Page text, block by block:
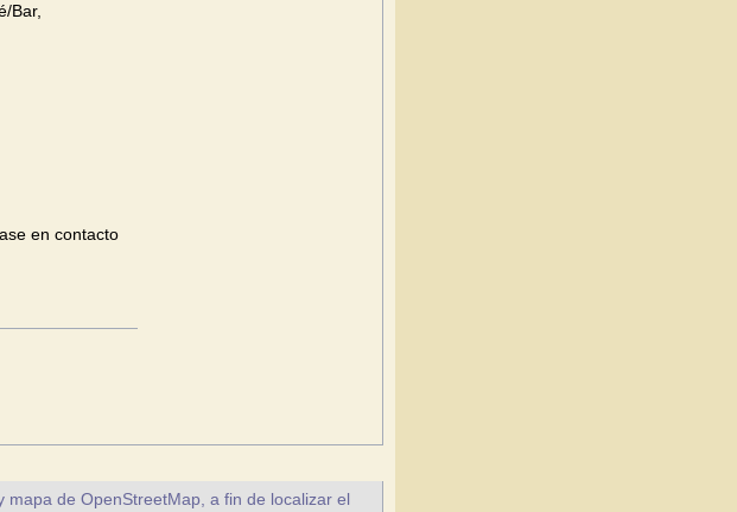
Bar,
en contacto
de OpenStreetMap, a fin de localizar el